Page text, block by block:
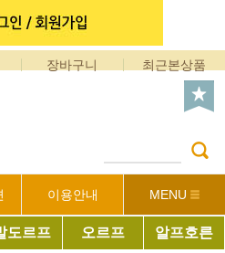
장바구니 최근본상품
이용안내 MENU
도르프 오르프 알프호른